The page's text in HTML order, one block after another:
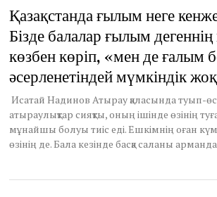
l
2
6
,
2
0
1
Қазақстанда ғылым неге
Бізде балалар ғылым дегеннің
көзбен көріп, «мен де ғалым
әсерленетіндей мүмкіндік жоқ
Исатай Надинов Атырау қаласында туып-
атыраулықтар сияқты, оның ішінде өзінің
мұнайшы болуы тиіс еді. Ешкімнің оған
өзінің де. Бала кезінде басқа саланы